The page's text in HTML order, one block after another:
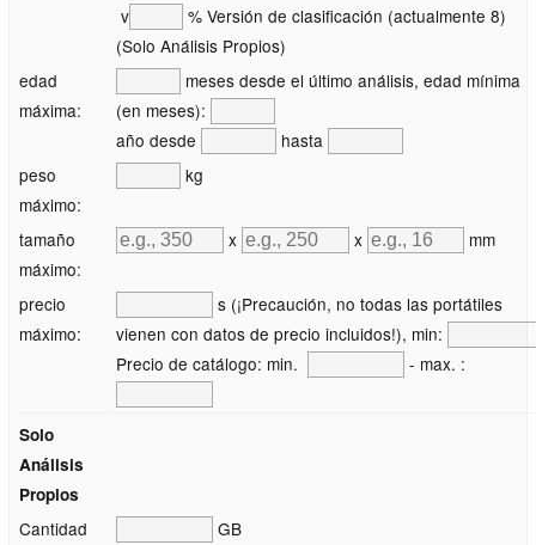
v
% Versión de clasificación (actualmente 8)
(Solo Análisis Propios)
edad
máxima:
meses desde el último análisis, edad mínima
(en meses):
año desde
hasta
peso
máximo:
kg
tamaño
máximo:
x x mm
precio
máximo:
s (¡Precaución, no todas las portátiles
vienen con datos de precio incluidos!), min:
Precio de catálogo: min.
- max. :
Solo
Análisis
Propios
Cantidad
GB